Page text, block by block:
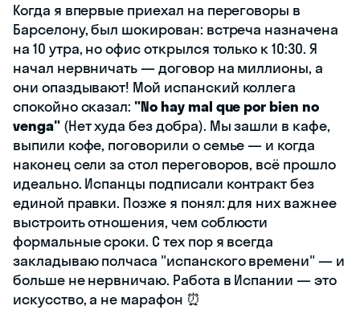
Когда я впервые приехал на переговоры в
Барселону, был шокирован: встреча назначена
на 10 утра, но офис открылся только к 10:30. Я
начал нервничать — договор на миллионы, а
они опаздывают! Мой испанский коллега
спокойно сказал: "No hay mal que por bien no
venga"(Нет худа без добра). Мы зашли в кафе,
выпили кофе, поговорили о семье — и когда
наконец сели за стол переговоров, всё прошло
идеально. Испанцы подписали контракт без
единой правки. Позже я понял: для них важнее
выстроить отношения, чем соблюсти
формальные сроки. С тех пор я всегда
закладываю полчаса "испанского времени" — и
больше не нервничаю. Работа в Испании — это
искусство, а не марафон ⏰